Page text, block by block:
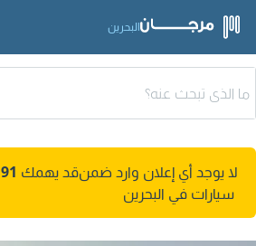
البحرين
لا يوجد أي إعلان وارد ضمنقد يهمك 91 إعلان
سيارات في البحرين